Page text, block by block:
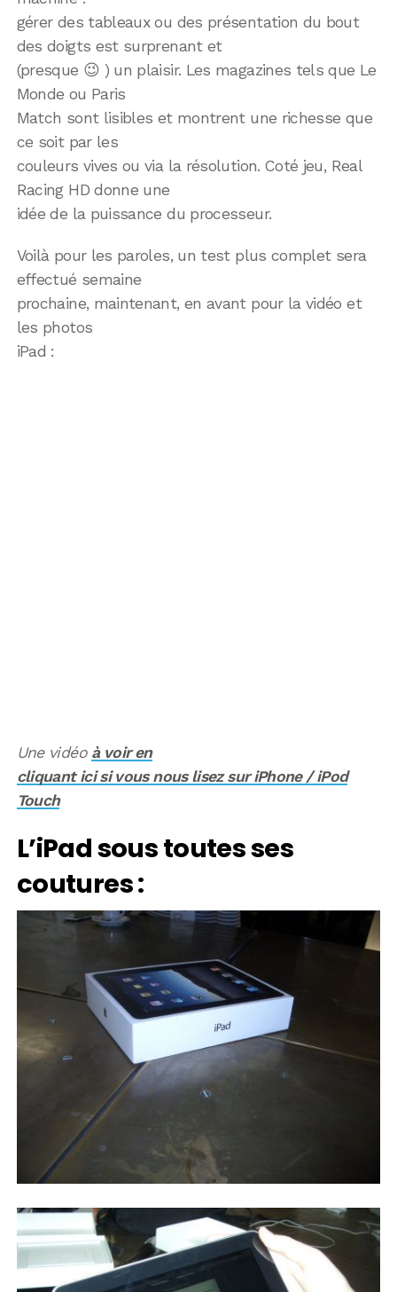
gérer des tableaux ou des présentation du bout
des doigts est surprenant et
(presque 😉 ) un plaisir. Les magazines tels que Le
Monde ou Paris
Match sont lisibles et montrent une richesse que
ce soit par les
couleurs vives ou via la résolution. Coté jeu, Real
Racing HD donne une
idée de la puissance du processeur.
Voilà pour les paroles, un test plus complet sera
effectué semaine
prochaine, maintenant, en avant pour la vidéo et
les photos
iPad :
Une vidéo à voir en
cliquant ici si vous nous lisez sur iPhone / iPod
Touch
L’iPad sous toutes ses
coutures :